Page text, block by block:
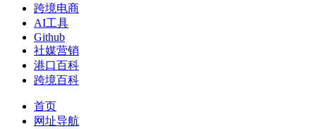
跨境电商
AI工具
Github
社媒营销
港口百科
跨境百科
首页
网址导航